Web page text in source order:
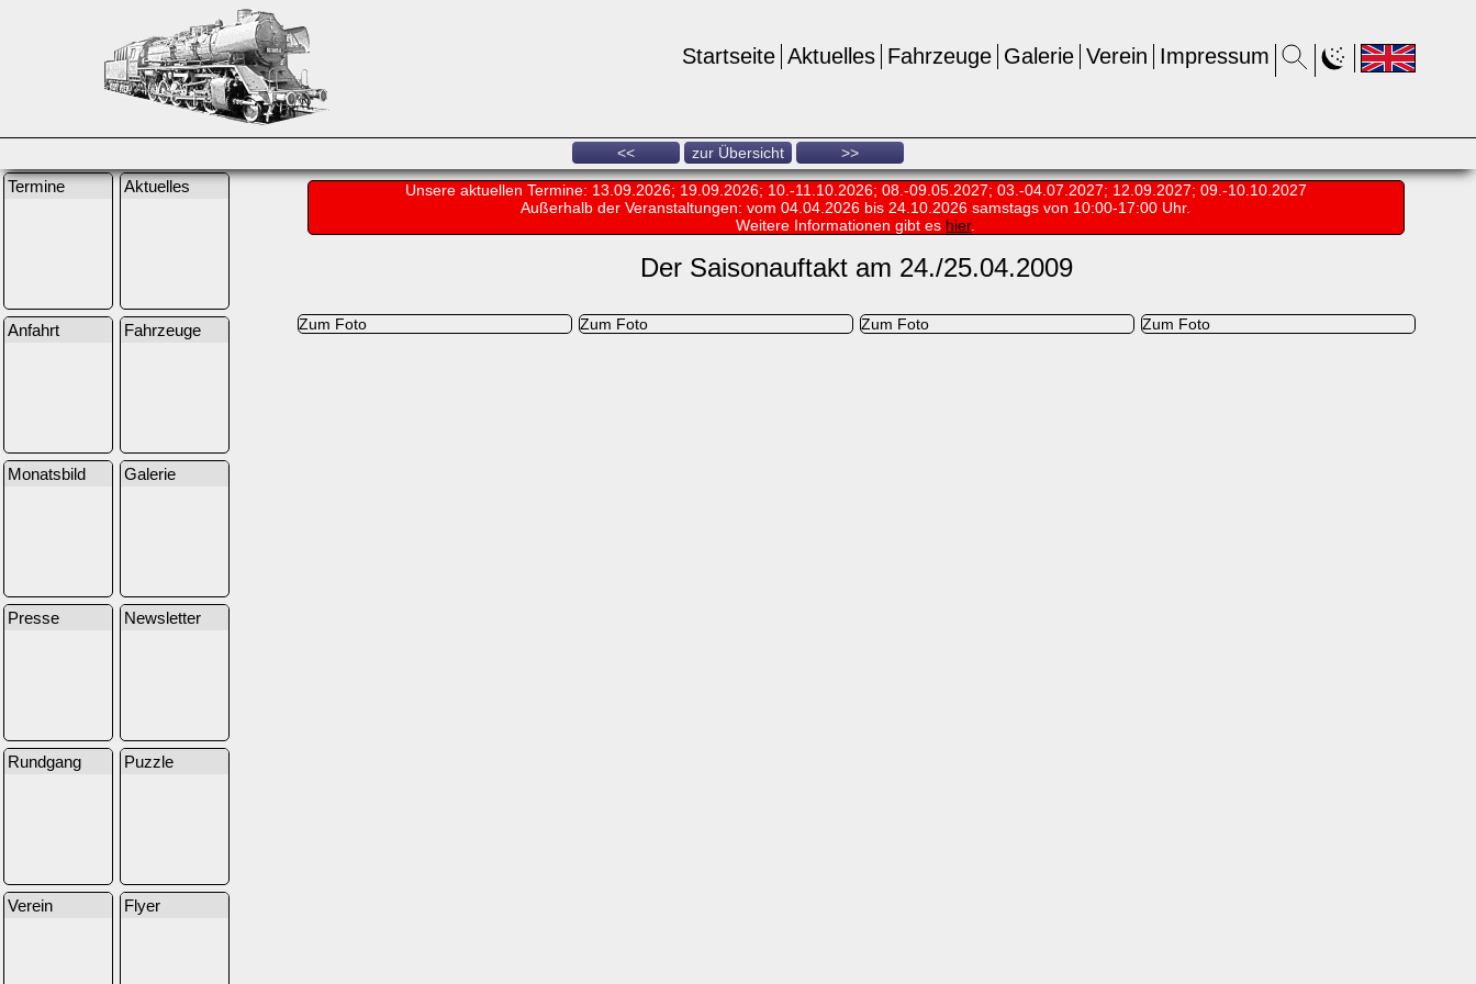
Impressum
Verein
Galerie
Fahrzeuge
Aktuelles
Startseite
<< zur Übersicht >>
Termine Aktuelles
Anfahrt Fahrzeuge
Monatsbild Galerie
Presse Newsletter
Rundgang Puzzle
Verein Flyer
Unsere aktuellen Termine: 13.09.2026; 19.09.2026; 10.-11.10.2026; 08.-09.05.2027; 03.-04.07.2027; 12.09.2027; 09.-10.10.2027
Außerhalb der Veranstaltungen:vom 04.04.2026 bis 24.10.2026 samstags von 10:00-17:00 Uhr.
Weitere Informationen gibt es hier.
Der Saisonauftakt am 24./25.04.2009
Zum Foto Zum Foto Zum Foto Zum Foto